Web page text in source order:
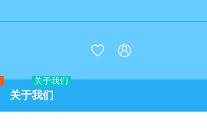
 
关于我们
关于我们